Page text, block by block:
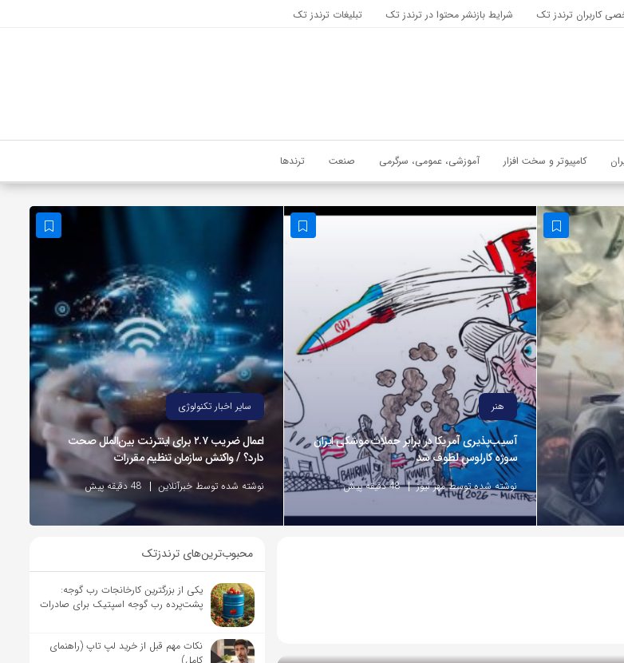
کاربران ترندز تک شرایط بازنشر محتوا در ترندز تک تبلیغات ترندز تک
کامپیوتر و سخت افزار آموزشی، عمومی، سرگرمی صنعت ترندها
هنر
آسیب‌پذیری آمریکا در برابر حملات موشکی ایران
سوژه کارلوس لطوف شد
نوشته شده توسط مهر نیوز 48 دقیقه پیش
سایر اخبار تکنولوژی
اعمال ضریب ۲.۷ برای اینترنت بین‌الملل صحت
دارد؟ / واکنش سازمان تنظیم مقررات
نوشته شده توسط خبرآنلاین 48 دقیقه پیش
محبوب‌ترین‌های ترندزتک
یکی از بزرگترین کارخانجات رب گوجه:
پشت‌پرده رب گوجه اسپتیک برای صادرات
نکات مهم قبل از خرید لپ تاپ (راهنمای